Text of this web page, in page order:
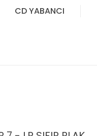
CD YABANCI